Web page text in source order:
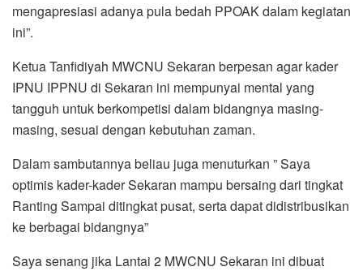
mengapresiasi adanya pula bedah PPOAK dalam kegiatan
ini”.
Ketua Tanfidiyah MWCNU Sekaran berpesan agar kader
IPNU IPPNU di Sekaran ini mempunyai mental yang
tangguh untuk berkompetisi dalam bidangnya masing-
masing, sesuai dengan kebutuhan zaman.
Dalam sambutannya beliau juga menuturkan ” Saya
optimis kader-kader Sekaran mampu bersaing dari tingkat
Ranting Sampai ditingkat pusat, serta dapat didistribusikan
ke berbagai bidangnya”
Saya senang jika Lantai 2 MWCNU Sekaran ini dibuat